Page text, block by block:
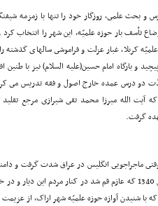
و بحث علمى، روزگار خود را تنها با زمزمه
تأسف بار حوزه علمیّه، این شهر را انتخاب کرد
کربلا، غبار عزلت و فراموشى سالهاى گذشته
و بارگاه امام حسین(علیه السلام) نیز با
دو درس عمده خارج اصول و فقه تدریس مى کرد
آیت الله میرزا محمد تقى شیرازى مرجع
گرفت.
حائرى در اواخر سال 1332 هـ.ق وقتى ماجراجویى انگلیس در
مردم اراک عزم سفر به ایران کرد. و تا سال 1340 که عازم قم شد
که با شنیدن آوازه حوزه علمیّه شهر اراک، از